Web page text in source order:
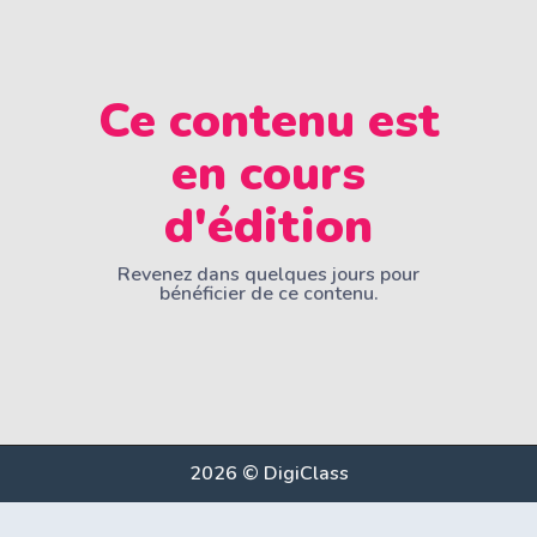
Ce contenu est
en cours
d'édition
Revenez dans quelques jours pour
bénéficier de ce contenu.
2026 © DigiClass